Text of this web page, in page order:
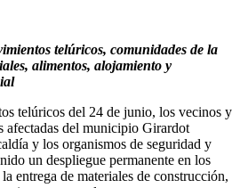
telúricos, comunidades de la
alimentos, alojamiento y
telúricos del 24 de junio, los vecinos y
afectadas del municipio Girardot
y los organismos de seguridad y
un despliegue permanente en los
entrega de materiales de construcción,